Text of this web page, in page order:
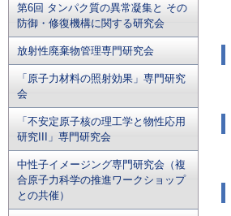
第6回 タンパク質の異常凝集と その
防御・修復機構に関する研究会
放射性廃棄物管理専門研究会
「原子力材料の照射効果」専門研究
会
「不安定原子核の理工学と物性応用
研究III」専門研究会
中性子イメージング専門研究会（複
合原子力科学の推進ワークショップ
との共催）